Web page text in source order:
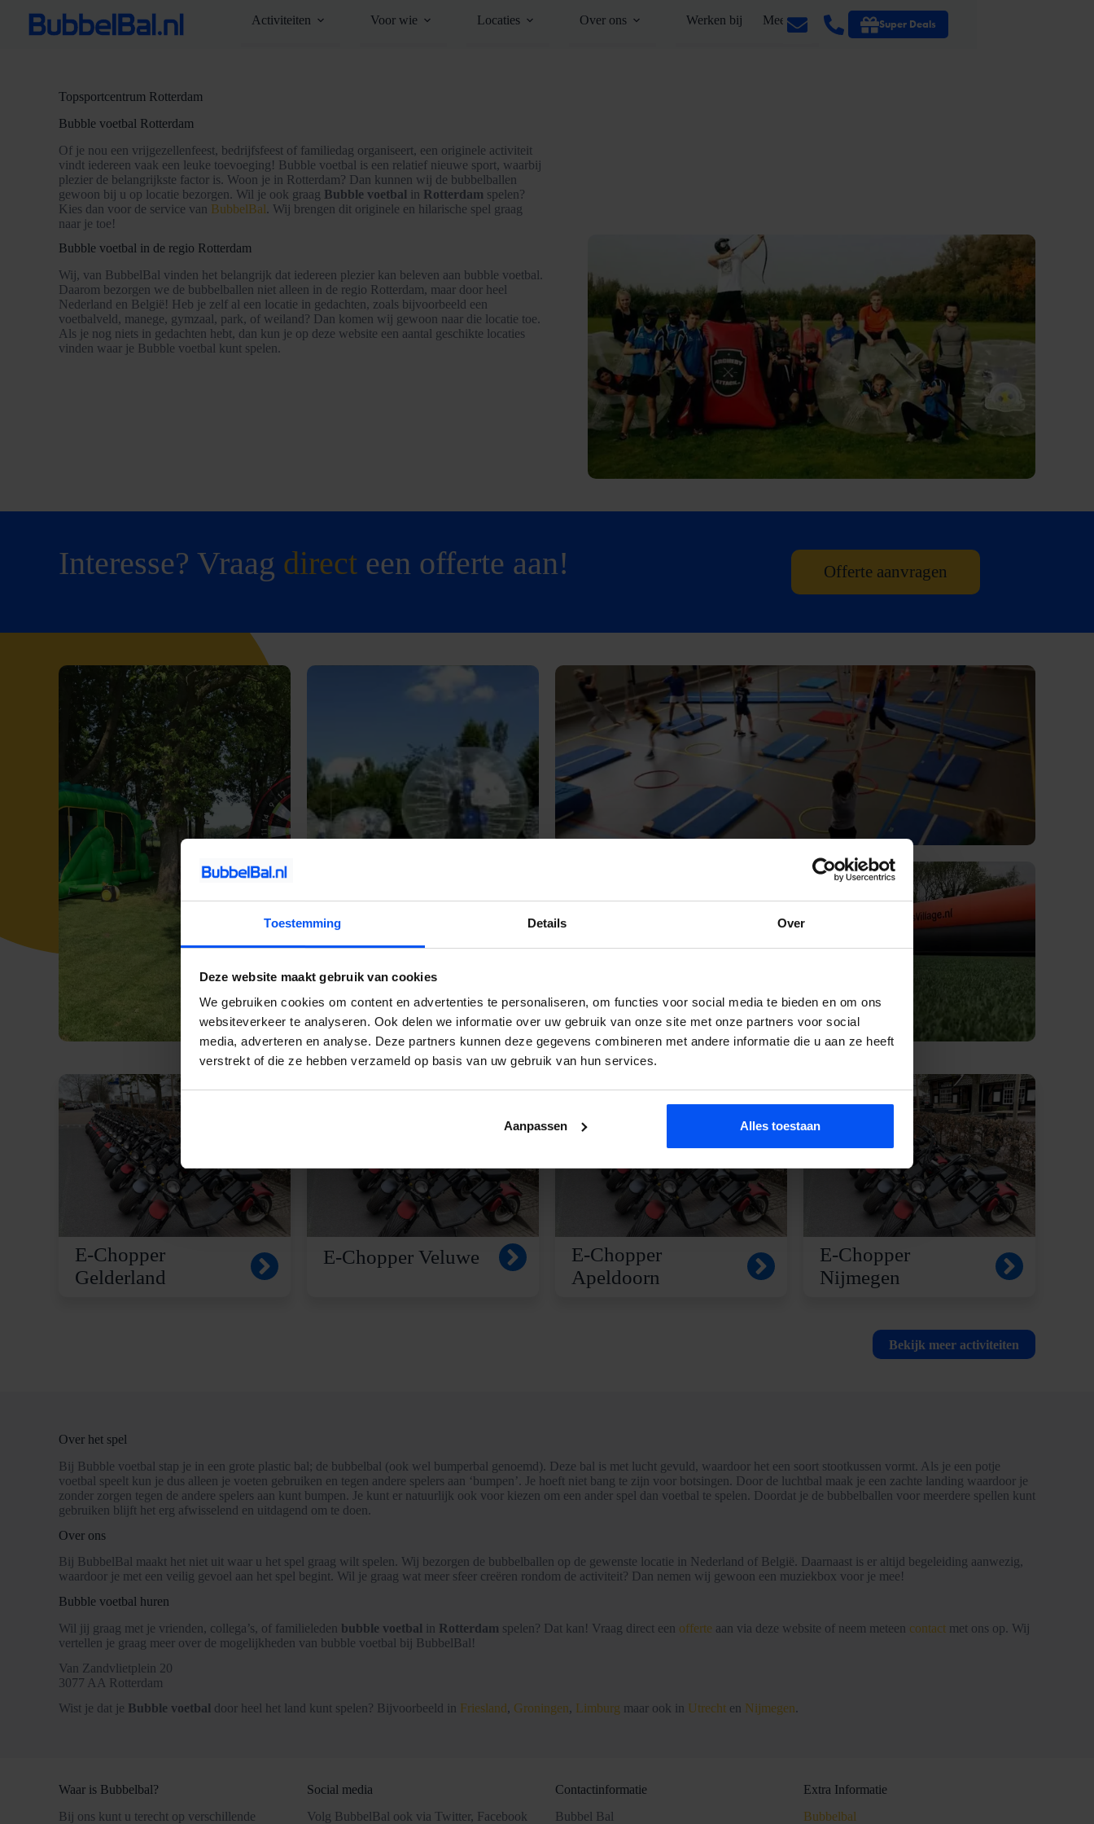
Toestemming Details Over
Deze website maakt gebruik van cookies
We gebruiken cookies om content en advertenties te personaliseren, om functies voor social media te bieden en om ons
websiteverkeer te analyseren. Ook delen we informatie over uw gebruik van onze site met onze partners voor social
media, adverteren en analyse. Deze partners kunnen deze gegevens combineren met andere informatie die u aan ze heeft
verstrekt of die ze hebben verzameld op basis van uw gebruik van hun services.
Aanpassen Alles toestaan
Activiteiten Voor wie Locaties Over ons Werken bij Meer Super Deals
Topsportcentrum Rotterdam
Bubble voetbal Rotterdam
Of je nou een vrijgezellenfeest, bedrijfsfeest of familiedag organiseert, een originele activiteit
vindt iedereen vaak een leuke toevoeging! Bubble voetbal is een relatief nieuwe sport, waarbij
plezier de belangrijkste factor is. Woon je in Rotterdam? Dan kunnen wij de bubbelballen
gewoon bij u op locatie bezorgen. Wil je ook graag Bubble voetbal in Rotterdam spelen?
Kies dan voor de service van BubbelBal. Wij brengen dit originele en hilarische spel graag
naar je toe!
Bubble voetbal in de regio Rotterdam
Wij, van BubbelBal vinden het belangrijk dat iedereen plezier kan beleven aan bubble voetbal.
Daarom bezorgen we de bubbelballen niet alleen in de regio Rotterdam, maar door heel
Nederland en België! Heb je zelf al een locatie in gedachten, zoals bijvoorbeeld een
voetbalveld, manege, gymzaal, park, of weiland? Dan komen wij gewoon naar die locatie toe.
Als je nog niets in gedachten hebt, dan kun je op deze website een aantal geschikte locaties
vinden waar je Bubble voetbal kunt spelen.
Interesse? Vraag direct een offerte aan! Offerte aanvragen
E-Chopper
Gelderland
E-Chopper Veluwe
E-Chopper
Apeldoorn
E-Chopper
Nijmegen
Bekijk meer activiteiten
Over het spel
Bij Bubble voetbal stap je in een grote plastic bal; de bubbelbal (ook wel bumperbal genoemd). Deze bal is met lucht gevuld, waardoor het een soort stootkussen vormt. Als je een potje
voetbal speelt kun je dus alleen je voeten gebruiken en tegen andere spelers aan ‘bumpen’. Je hoeft niet bang te zijn voor botsingen. Door de luchtbal maak je een zachte landing waardoor je
zonder zorgen tegen de andere spelers aan kunt bumpen. Je kunt er natuurlijk ook voor kiezen om een ander spel dan voetbal te spelen. Doordat je de bubbelballen voor meerdere spellen kunt
gebruiken blijft het erg afwisselend en uitdagend om te doen.
Over ons
Bij BubbelBal maakt het niet uit waar u het spel graag wilt spelen. Wij bezorgen de bubbelballen op de gewenste locatie in Nederland of België. Daarnaast is er altijd begeleiding aanwezig,
waardoor je met een veilig gevoel aan het spel begint. Wil je graag wat meer sfeer creëren rondom de activiteit? Dan nemen wij gewoon een muziekbox voor je mee!
Bubble voetbal huren
Wil jij graag met je vrienden, collega’s, of familieleden bubble voetbal in Rotterdam spelen? Dat kan! Vraag direct een offerte aan via deze website of neem meteen contact met ons op. Wij
vertellen je graag meer over de mogelijkheden van bubble voetbal bij BubbelBal!
Van Zandvlietplein 20
3077 AA Rotterdam
Wist je dat je Bubble voetbal door heel het land kunt spelen? Bijvoorbeeld in Friesland, Groningen, Limburg maar ook in Utrecht en Nijmegen.
Waar is Bubbelbal?
Bij ons kunt u terecht op verschillende
Social media
Volg BubbelBal ook via Twitter, Facebook
Contactinformatie
Bubbel Bal
Extra Informatie
Bubbelbal